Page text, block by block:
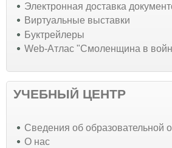
Электронная доставка
Виртуальные выставки
Буктрейлеры
Web-Атлас "Смоленщина в
УЧЕБНЫЙ ЦЕНТР
Cведения об образовательной
О нас